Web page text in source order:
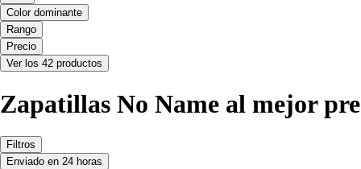
Color dominante
Rango
Precio
Ver los 42 productos
Zapatillas No Name al mejor
Filtros
Enviado en 24 horas